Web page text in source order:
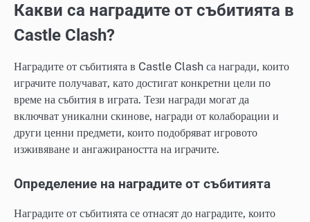
Какви са наградите от събитията в
Castle Clash?
Наградите от събитията в Castle Clash са награди, които
играчите получават, като достигат конкретни цели по
време на събития в играта. Тези награди могат да
включват уникални скинове, награди от колаборации и
други ценни предмети, които подобряват игровото
изживяване и ангажираността на играчите.
Определение на наградите от събитията
Наградите от събитията се отнасят до наградите, които